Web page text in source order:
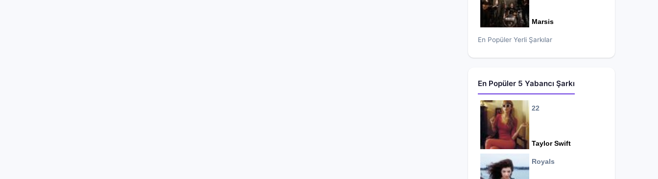
Marsis
En Popüler Yerli Şarkılar
En Popüler 5 Yabancı Şarkı
22
Taylor Swift
Royals